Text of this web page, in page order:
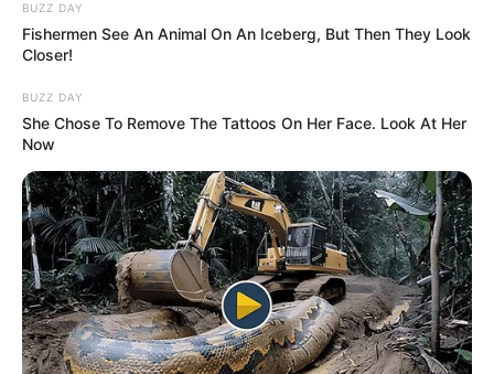
BUZZ DAY
Fishermen See An Animal On An Iceberg, But Then They Look
Closer!
BUZZ DAY
She Chose To Remove The Tattoos On Her Face. Look At Her
Now